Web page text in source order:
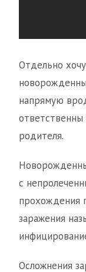
Отдельно
напрямую
ответственны
родителя.
с
прохождения
заражения
Осложнения